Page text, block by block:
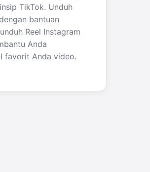
TikTok. Unduh
bantuan
Reel Instagram
Anda
favorit Anda video.